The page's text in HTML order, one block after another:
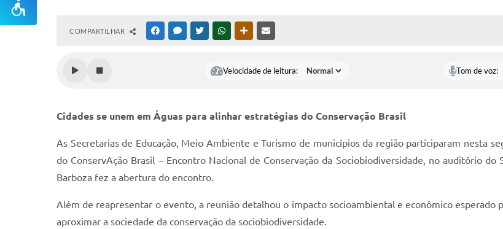
COMPARTILHAR FACEBOOKMESSENGER
TWITTERWHATSAPPOUTRAS MÍDIAS
Velocidade de leitura: Tom de voz:
Cidades se unem em Águas para alinhar estratégias do Conservação Brasil
As Secretarias de Educação, Meio Ambiente e Turismo de municípios da região participaram nesta
do ConservAção Brasil – Encontro Nacional de Conservação da Sociobiodiversidade, no auditório
Barboza fez a abertura do encontro.
Além de reapresentar o evento, a reunião detalhou o impacto socioambiental e econômico esperado
aproximar a sociedade da conservação da sociobiodiversidade.